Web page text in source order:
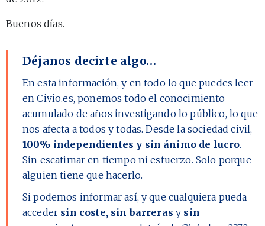
Buenos días.
Déjanos decirte algo…
En esta información, y en todo lo que puedes leer
en Civio.es, ponemos todo el conocimiento
acumulado de años investigando lo público, lo que
nos afecta a todos y todas. Desde la sociedad civil,
100% independientes y sin ánimo de lucro.
Sin escatimar en tiempo ni esfuerzo. Solo porque
alguien tiene que hacerlo.
Si podemos informar así, y que cualquiera pueda
acceder sin coste, sin barreras y sin